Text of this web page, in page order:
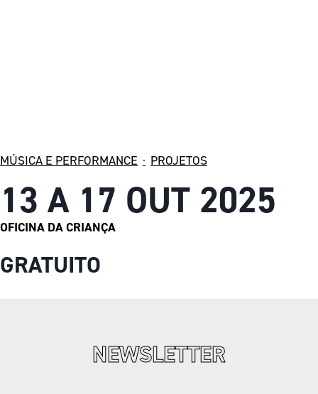
MÚSICA E PERFORMANCE · PROJETOS
13 A 17 OUT 2025
OFICINA DA CRIANÇA
GRATUITO
NEWSLETTER